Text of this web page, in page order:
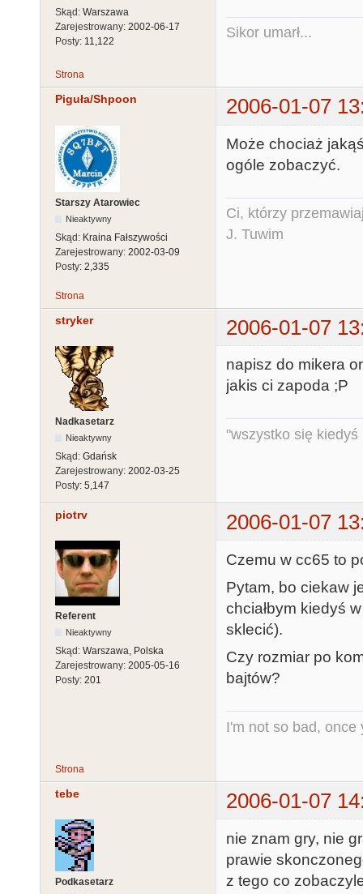
Skąd: Warszawa
Zarejestrowany: 2002-06-17
Posty: 11,122
Sikor umarł...
Strona
Piguła/Shpoon 2006-01-07
Starszy Atarowiec
Nieaktywny
Skąd: Kraina Fałszywości
Zarejestrowany: 2002-03-09
Posty: 2,335
Może chociaż
ogóle zobaczyć.
Ci, którzy
J. Tuwim
Strona
stryker 2006-01-07
Nadkasetarz
Nieaktywny
Skąd: Gdańsk
Zarejestrowany: 2002-03-25
Posty: 5,147
napisz do mikera
jakis ci zapoda ;P
"wszystko się kiedyś
piotrv 2006-01-07
Referent
Nieaktywny
Skąd: Warszawa, Polska
Zarejestrowany: 2005-05-16
Posty: 201
Czemu w cc65 to
Pytam, bo ciekaw
chciałbym kiedyś
sklecić).
Czy rozmiar po
bajtów?
I'm not so bad, once
Strona
tebe 2006-01-07
Podkasetarz
nie znam gry, nie
prawie
z tego co